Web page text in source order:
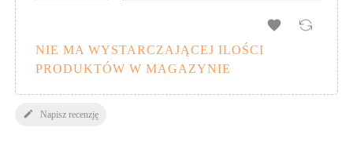

NIE MA WYSTARCZAJĄCEJ ILOŚCI
PRODUKTÓW W MAGAZYNIE
 Napisz recenzję